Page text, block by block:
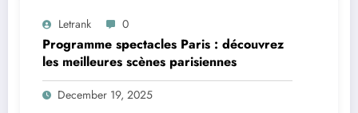
Letrank 0
Programme spectacles Paris : découvrez
les meilleures scènes parisiennes
December 19, 2025